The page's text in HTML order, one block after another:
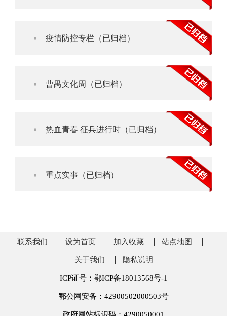
疫情防控专栏（已归档）
曹禺文化周（已归档）
热血青春 征兵进行时（已归档）
重点实事（已归档）
联系我们 设为首页 加入收藏 站点地图
关于我们 隐私说明
ICP证号：鄂ICP备18013568号-1
鄂公网安备：42900502000503号